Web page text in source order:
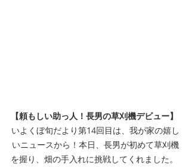
【頼もしい助っ人！長男の草刈機デビュー】
いよくぼ旬だより第14回目は、我が家の嬉し
いニュースから！本日、長男が初めて草刈機
を握り、畑の手入れに挑戦してくれました。